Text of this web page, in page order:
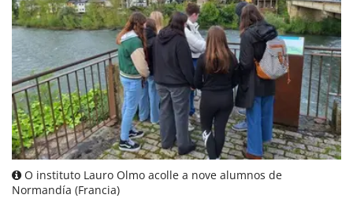
O instituto Lauro Olmo acolle a nove alumnos de
Normandía (Francia)